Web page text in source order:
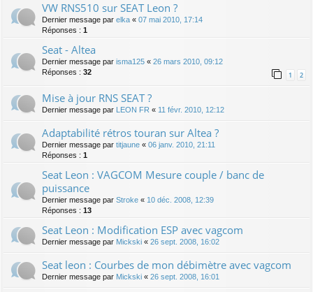
VW RNS510 sur SEAT Leon ?
Dernier message par elka « 07 mai 2010, 17:14
Réponses : 1
Seat - Altea
Dernier message par isma125 « 26 mars 2010, 09:12
Réponses : 32 1 2
Mise à jour RNS SEAT ?
Dernier message par LEON FR « 11 févr. 2010, 12:12
Adaptabilité rétros touran sur Altea ?
Dernier message par titjaune « 06 janv. 2010, 21:11
Réponses : 1
Seat Leon : VAGCOM Mesure couple / banc de
puissance
Dernier message par Stroke « 10 déc. 2008, 12:39
Réponses : 13
Seat Leon : Modification ESP avec vagcom
Dernier message par Mickski « 26 sept. 2008, 16:02
Seat leon : Courbes de mon débimètre avec vagcom
Dernier message par Mickski « 26 sept. 2008, 16:01